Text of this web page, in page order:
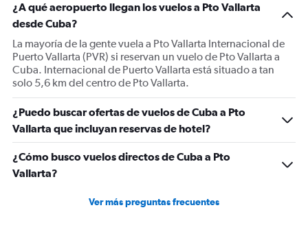
¿A qué aeropuerto llegan los vuelos a Pto Vallarta
desde Cuba?
La mayoría de la gente vuela a Pto Vallarta Internacional de
Puerto Vallarta (PVR) si reservan un vuelo de Pto Vallarta a
Cuba. Internacional de Puerto Vallarta está situado a tan
solo 5,6 km del centro de Pto Vallarta.
¿Puedo buscar ofertas de vuelos de Cuba a Pto
Vallarta que incluyan reservas de hotel?
¿Cómo busco vuelos directos de Cuba a Pto
Vallarta?
Ver más preguntas frecuentes